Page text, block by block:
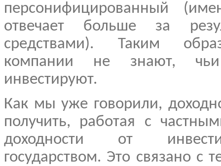
персонифицированный
отвечает больше за
средствами). Таким
компании не знают,
инвестируют.
Как мы уже говорили,
получить, работая с
доходности от
государством. Это связано с